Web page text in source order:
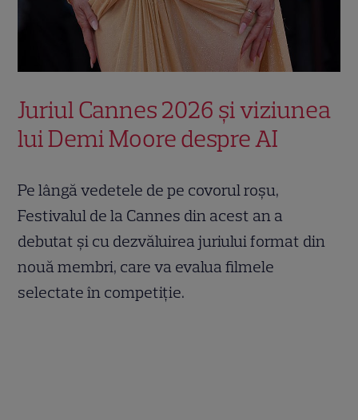
Juriul Cannes 2026 și viziunea
lui Demi Moore despre AI
Pe lângă vedetele de pe covorul roșu,
Festivalul de la Cannes din acest an a
debutat și cu dezvăluirea juriului format din
nouă membri, care va evalua filmele
selectate în competiție.